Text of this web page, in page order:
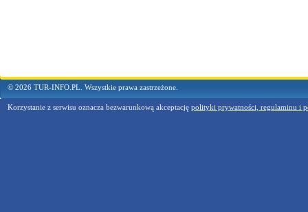
© 2026 TUR-INFO.PL. Wszystkie prawa zastrzeżone.
Korzystanie z serwisu oznacza bezwarunkową akceptację polityki prywatności, regulaminu i